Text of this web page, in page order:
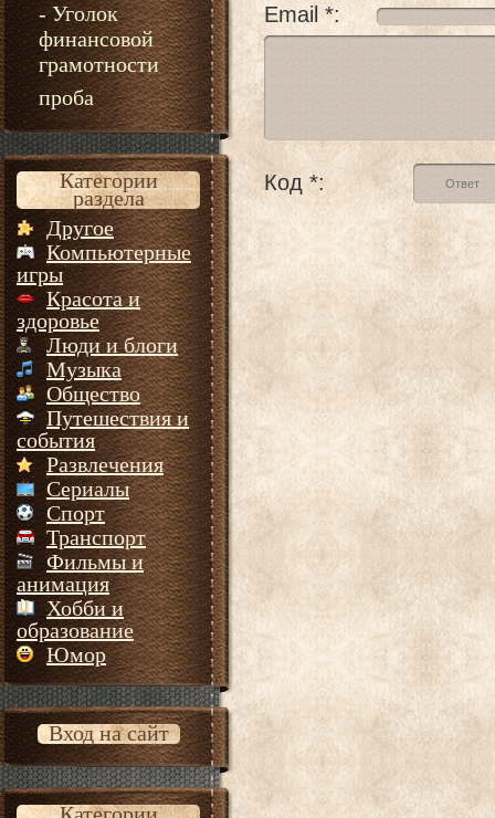
- Уголок
финансовой
грамотности
проба
Категории
раздела
Другое
Компьютерные
игры
Красота и
здоровье
Люди и блоги
Музыка
Общество
Путешествия и
события
Развлечения
Сериалы
Спорт
Транспорт
Фильмы и
анимация
Хобби и
образование
Юмор
Вход на сайт
Email *:
Код *: